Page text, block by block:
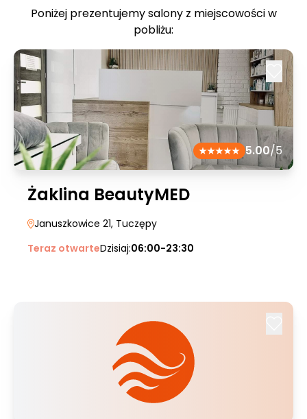
Poniżej prezentujemy salony z miejscowości w
pobliżu:
5.00/5
Żaklina BeautyMED
Januszkowice 21, Tuczępy
Teraz otwarteDzisiaj:06:00-23:30